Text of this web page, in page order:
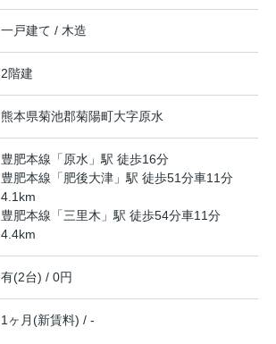
一戸建て / 木造
2階建
熊本県菊池郡菊陽町大字原水
豊肥本線 「 原水 」駅 徒歩16分
豊肥本線 「 肥後大津 」駅 徒歩51分車11分
4.1km
豊肥本線 「三里木 」駅 徒歩54分車11分
4.4km
有(2台) / 0円
1ヶ月(新賃料) / -